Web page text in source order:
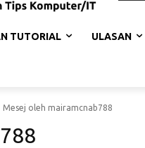
TUTORIAL ULASAN
Mesej oleh mairamcnab788